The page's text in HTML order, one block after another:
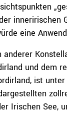
inneririschen
eine
anderer
und dem
ist
Irischen See,